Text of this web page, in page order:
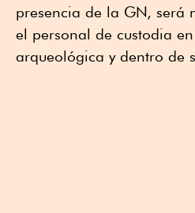
presencia de la GN, será
el personal de custodia
arqueológica y dentro de